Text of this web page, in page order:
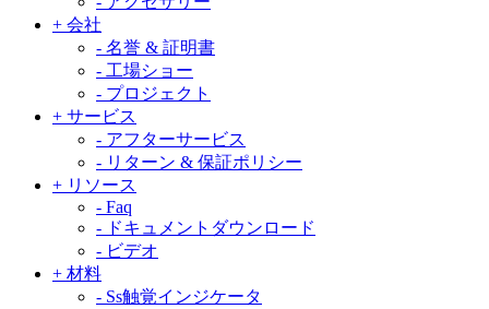
+ 会社
- 名誉 & 証明書
- 工場ショー
- プロジェクト
+ サービス
- アフターサービス
- リターン & 保証ポリシー
+ リソース
- Faq
- ドキュメントダウンロード
- ビデオ
+ 材料
- Ss触覚インジケータ